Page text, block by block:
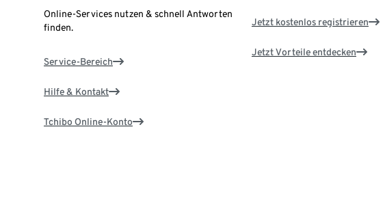
Online-Services nutzen & schnell Antworten
finden.
Service-Bereich
Hilfe & Kontakt
Tchibo Online-Konto
Jetzt kostenlos registrieren
Jetzt Vorteile entdecken